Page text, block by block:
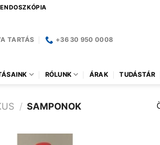
TARTÁS +36 30 950 0008
RÓLUNK ÁRAK TUDÁSTÁR
/ SAMPONOK